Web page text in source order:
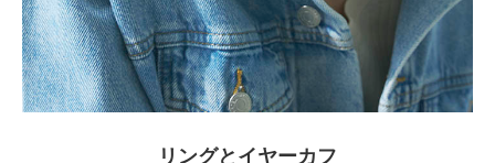
リングとイヤーカフ